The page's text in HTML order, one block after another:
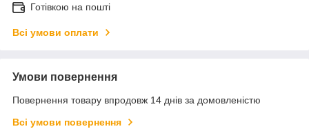
Готівкою на пошті
Всі умови оплати
Умови повернення
Повернення товару впродовж 14 днів за домовленістю
Всі умови повернення